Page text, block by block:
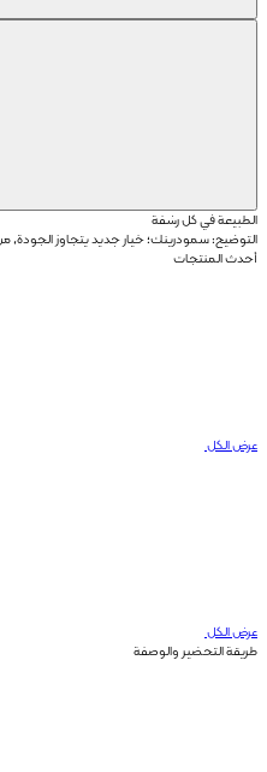
الطبيعة في كل رشفة
التوضيح: سمودرينك؛ خيار جديد يتجاوز
أحدث المنتجات
عرض الكل
عرض الكل
طريقة التحضير والوصفة